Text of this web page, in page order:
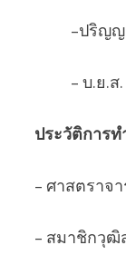
–ปริญญาบั
– บ.ย.ส.
ประวัติการ
– ศาสตรา
– สมาชิกวุ